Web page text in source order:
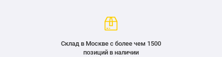
Склад в Москве с более чем 1500
позиций в наличии